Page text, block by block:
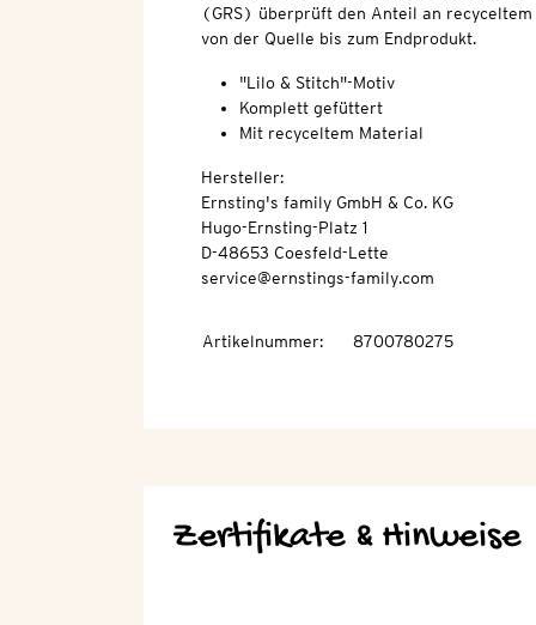
(GRS) überprüft den Anteil an
von der Quelle bis zum Endprodukt.
"Lilo & Stitch"-Motiv
Komplett gefüttert
Mit recyceltem Material
Hersteller:
Ernsting's family GmbH & Co. KG
Hugo-Ernsting-Platz 1
D-48653 Coesfeld-Lette
service@ernstings-family.com
Artikelnummer: 8700780275
Zertifikate & Hinweise